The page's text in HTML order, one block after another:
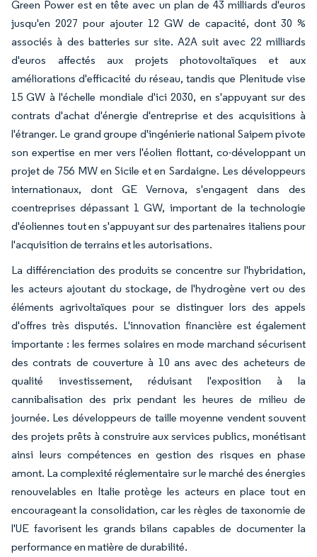
Green Power est en tête avec un plan de 43 milliards d'euros
jusqu'en 2027 pour ajouter 12 GW de capacité, dont 30 %
associés à des batteries sur site. A2A suit avec 22 milliards
d'euros affectés aux projets photovoltaïques et aux
améliorations d'efficacité du réseau, tandis que Plenitude vise
15 GW à l'échelle mondiale d'ici 2030, en s'appuyant sur des
contrats d'achat d'énergie d'entreprise et des acquisitions à
l'étranger. Le grand groupe d'ingénierie national Saipem pivote
son expertise en mer vers l'éolien flottant, co-développant un
projet de 756 MW en Sicile et en Sardaigne. Les développeurs
internationaux, dont GE Vernova, s'engagent dans des
coentreprises dépassant 1 GW, important de la technologie
d'éoliennes tout en s'appuyant sur des partenaires italiens pour
l'acquisition de terrains et les autorisations.
La différenciation des produits se concentre sur l'hybridation,
les acteurs ajoutant du stockage, de l'hydrogène vert ou des
éléments agrivoltaïques pour se distinguer lors des appels
d'offres très disputés. L'innovation financière est également
importante : les fermes solaires en mode marchand sécurisent
des contrats de couverture à 10 ans avec des acheteurs de
qualité investissement, réduisant l'exposition à la
cannibalisation des prix pendant les heures de milieu de
journée. Les développeurs de taille moyenne vendent souvent
des projets prêts à construire aux services publics, monétisant
ainsi leurs compétences en gestion des risques en phase
amont. La complexité réglementaire sur le marché des énergies
renouvelables en Italie protège les acteurs en place tout en
encourageant la consolidation, car les règles de taxonomie de
l'UE favorisent les grands bilans capables de documenter la
performance en matière de durabilité.